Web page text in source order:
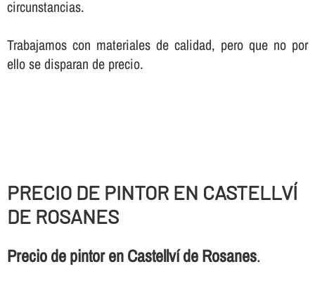
circunstancias.
Trabajamos con materiales de calidad, pero que no por
ello se disparan de precio.
PRECIO DE PINTOR EN CASTELLVÍ
DE ROSANES
Precio de pintor en Castellví de Rosanes.